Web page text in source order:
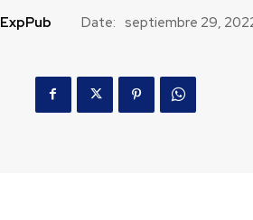
ExpPub Date: septiembre 29,